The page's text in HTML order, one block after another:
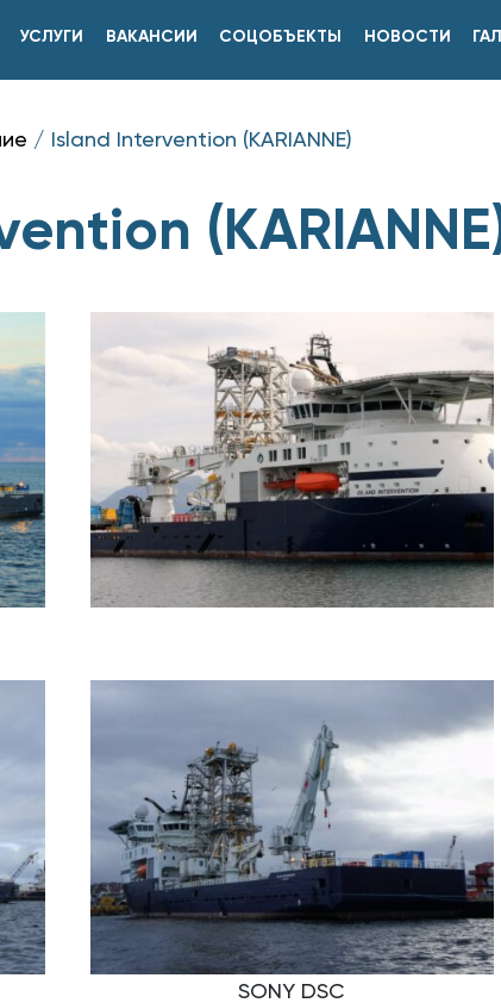
УСЛУГИ ВАКАНСИИ СОЦОБЪЕКТЫ НОВОСТИ
/ Island Intervention (KARIANNE)
SONY DSC